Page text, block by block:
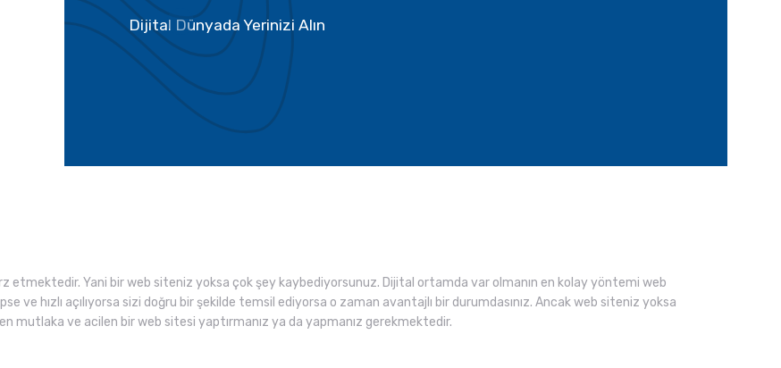
Dijital Dünyada Yerinizi Alın
etmektedir. Yani bir web siteniz yoksa çok şey kaybediyorsunuz. Dijital ortamda var olmanın en kolay yöntemi web
ve hızlı açılıyorsa sizi doğru bir şekilde temsil ediyorsa o zaman avantajlı bir durumdasınız. Ancak web siteniz yoksa
mutlaka ve acilen bir web sitesi yaptırmanız ya da yapmanız gerekmektedir.